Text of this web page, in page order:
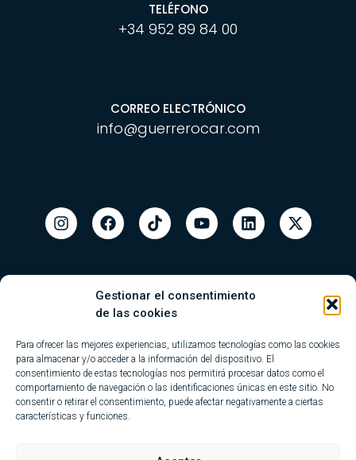
Gestionar el consentimiento
de las cookies
Para ofrecer las mejores experiencias, utilizamos tecnologías como las cookies
para almacenar y/o acceder a la información del dispositivo. El
consentimiento de estas tecnologías nos permitirá procesar datos como el
comportamiento de navegación o las identificaciones únicas en este sitio. No
consentir o retirar el consentimiento, puede afectar negativamente a ciertas
características y funciones.
TELÉFONO
+34 952 89 84 00
CORREO ELECTRÓNICO
info@guerrerocar.com